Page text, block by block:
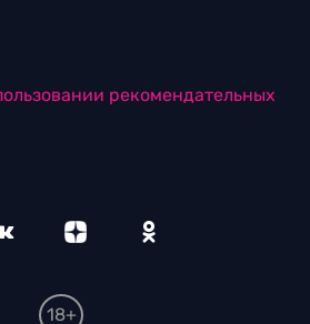
рекомендательных
18+